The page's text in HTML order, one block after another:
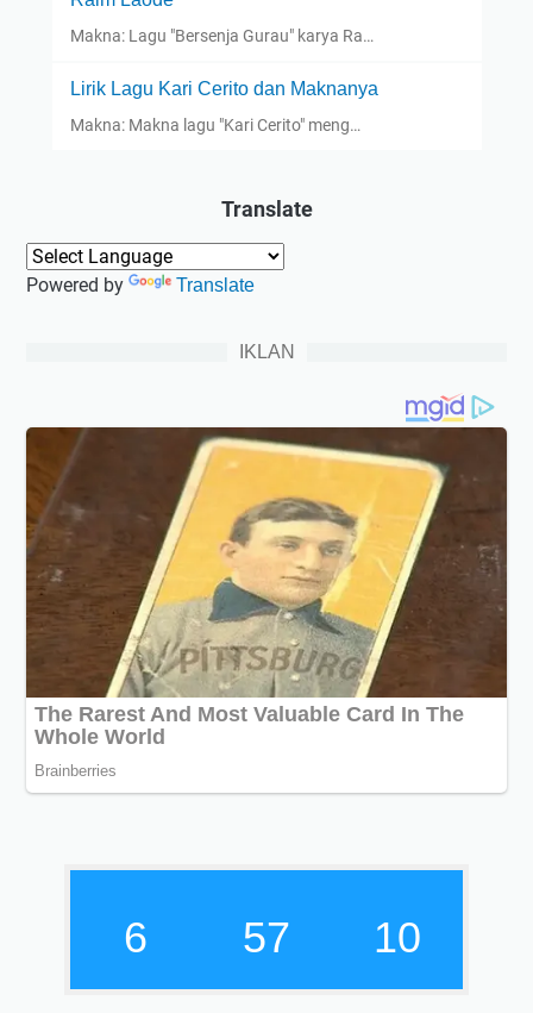
Makna: Lagu "Bersenja Gurau" karya Ra…
Lirik Lagu Kari Cerito dan Maknanya
Makna: Makna lagu "Kari Cerito" meng…
Translate
Powered by Translate
IKLAN
6 57 11